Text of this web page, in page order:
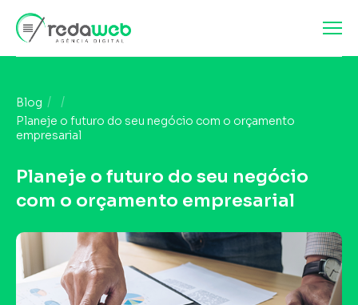
Blog
Planeje o futuro do seu negócio com o orçamento
empresarial
Planeje o futuro do seu negócio
com o orçamento empresarial